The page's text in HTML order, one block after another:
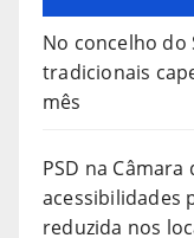
No concelho do
tradicionais
mês
PSD na
acessibilidades
reduzida nos